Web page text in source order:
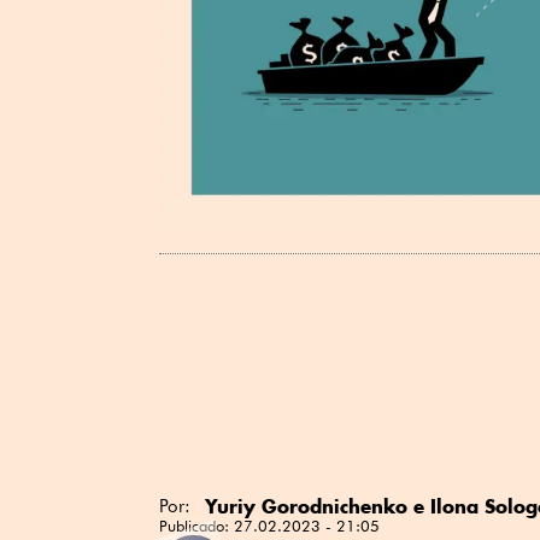
Por: Yuriy Gorodnichenko e Ilona
Publicado: 27.02.2023 - 21:05